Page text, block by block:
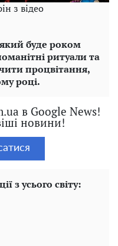
з відео
буде роком
ритуали та
процвітання,
році.
в Google News!
новини!
з усього світу: